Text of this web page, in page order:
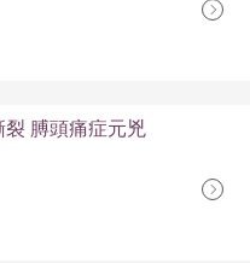
膊頭痛症元兇